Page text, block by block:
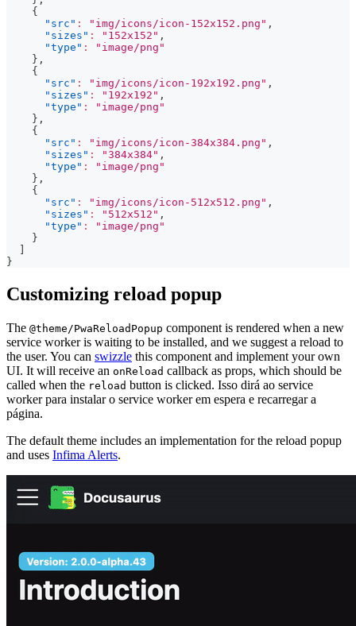
{
"src" : "img/icons/icon-152x152.png" ,
"sizes" : "152x152" ,
"type" :
"image/png"
} ,
{
"src" : "img/icons/icon-192x192.png" ,
"sizes" : "192x192" ,
"type" :
"image/png"
} ,
{
"src" : "img/icons/icon-384x384.png" ,
"sizes" : "384x384" ,
"type" :
"image/png"
} ,
{
"src" : "img/icons/icon-512x512.png" ,
"sizes" : "512x512" ,
"type" :
"image/png"
}
}
Customizing reload popup
The @theme/PwaReloadPopup component is rendered when a new
service worker is waiting to be installed, and we suggest a reload to
the user. You can swizzle this component and implement your own
UI. It will receive an onReload callback as props, which should be
called when the reload button is clicked. Isso dirá ao service
worker para instalar o service worker em espera e recarregar a
página.
The default theme includes an implementation for the reload popup
and uses Infima Alerts.